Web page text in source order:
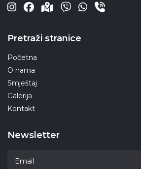
Pretraži stranice
Početna
O nama
Smještaj
Galerija
Kontakt
Newsletter